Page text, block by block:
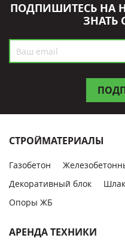
ПОДПИШИТЕСЬ НА
ЗНАТЬ
СТРОЙМАТЕРИАЛЫ
Газобетон
Декоративный блок
Опоры ЖБ
АРЕНДА ТЕХНИКИ